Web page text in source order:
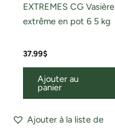
EXTREMES CG Vasière
extrême en pot 6 5 kg
37.99$
Ajouter au
panier
Ajouter à la liste de